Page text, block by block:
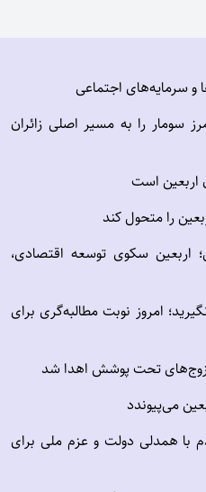
و سرمایه‌های اجتماعی
سومار را به مسیر اصلی زائران
اربعین است
را متحول کند
اربعین سکوی توسعه اقتصادی،
امروز نوبت مطالبه‌گری برای
می‌پیوندد
با همدلی دولت و عزم ملی برای